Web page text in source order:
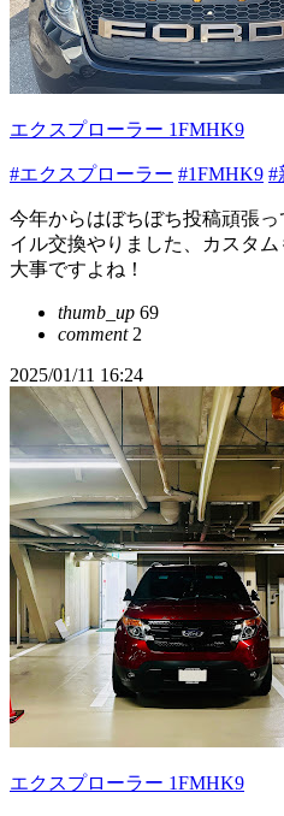
エクスプローラー 1FMHK9
#エクスプローラー #1FMHK9 #
今年からはぼちぼち投稿頑張
イル交換やりました、カスタ
大事ですよね！
thumb_up 69
comment2
2025/01/11 16:24
エクスプローラー 1FMHK9